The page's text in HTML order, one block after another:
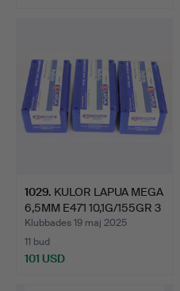
1029. KULOR LAPUA MEGA
6,5MM E471 10,1G/155GR 3
…
Klubbades 19 maj 2025
11 bud
101 USD